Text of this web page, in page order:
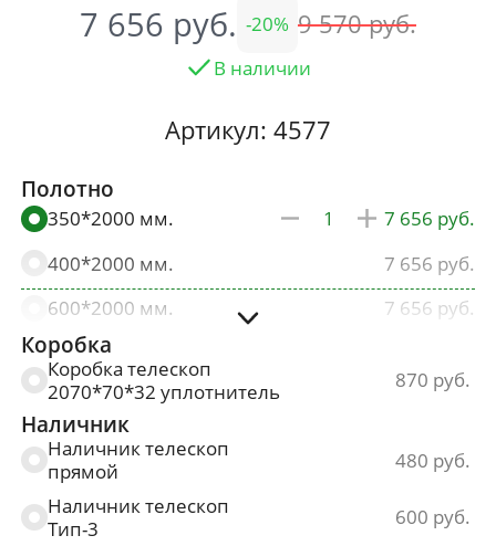
7 656 20 9 570
В наличии
Артикул: 4577
Полотно
350*2000 мм.
7 656
400*2000 мм.
7 656
600*2000 мм.
7 656
700*2000 мм.
800*2000 мм.
900*2000 мм.
Коробка
Коробка телескоп
2070*70*32 уплотнитель
870
Наличник
Наличник телескоп
прямой
480
Наличник телескоп
Тип-3
600